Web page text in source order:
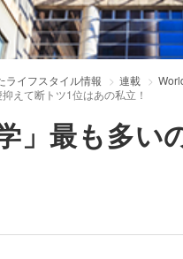
ライフスタイル情報 連載
えて断トツ1位はあの私立！
」最も多